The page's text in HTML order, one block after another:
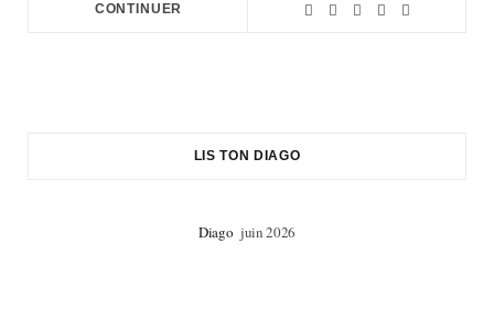
CONTINUER
LIS TON DIAGO
Diago juin 2026